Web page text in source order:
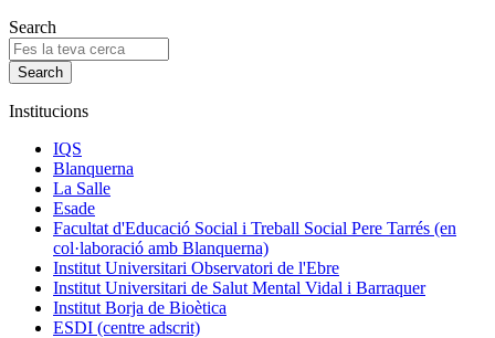
Search
Institucions
IQS
Blanquerna
La Salle
Esade
Facultat d'Educació Social i Treball Social Pere Tarrés (en
col·laboració amb Blanquerna)
Institut Universitari Observatori de l'Ebre
Institut Universitari de Salut Mental Vidal i Barraquer
Institut Borja de Bioètica
ESDI (centre adscrit)